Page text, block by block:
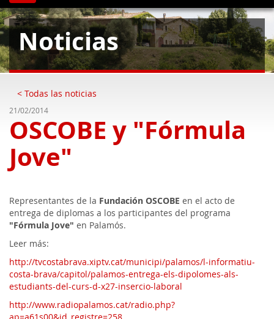
Noticias
< Todas las noticias
21/02/2014
OSCOBE y "Fórmula
Jove"
Representantes de la Fundación OSCOBE en el acto de
entrega de diplomas a los participantes del programa
"Fórmula Jove" en Palamós.
Leer más:
http://tvcostabrava.xiptv.cat/municipi/palamos/l-informatiu-
costa-brava/capitol/palamos-entrega-els-dipolomes-als-
estudiants-del-curs-d-x27-insercio-laboral
http://www.radiopalamos.cat/radio.php?